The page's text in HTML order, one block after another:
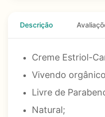
Descrição
Creme Estriol-
Vivendo
Livre de
Natural;